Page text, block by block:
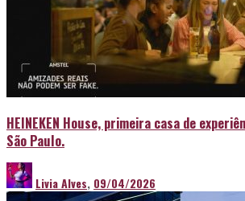
HEINEKEN House, primeira casa de
São Paulo.
Livia Alves, 09/04/2026